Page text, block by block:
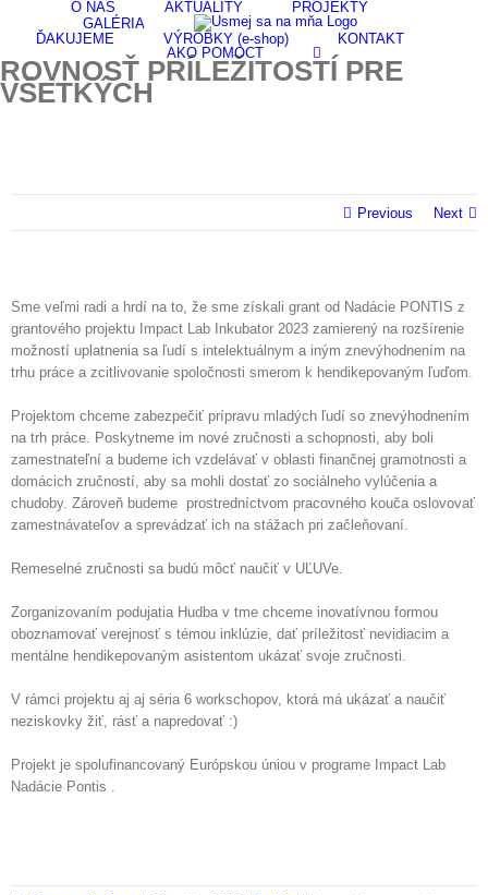
O NÁS AKTUALITY
PROJEKTY
GALÉRIA
ĎAKUJEME
VÝROBKY (e-shop)
KONTAKT
AKO POMÔCŤ
ROVNOSŤ PRÍLEŽITOSTÍ PRE
VŠETKÝCH
Previous Next
Sme veľmi radi a hrdí na to, že sme získali grant od Nadácie PONTIS z
grantového projektu Impact Lab Inkubator 2023 zamierený na rozšírenie
možností uplatnenia sa ľudí s intelektuálnym a iným znevýhodnením na
trhu práce a zcitlivovanie spoločnosti smerom k hendikepovaným ľuďom.
Projektom chceme zabezpečiť prípravu mladých ľudí so znevýhodnením
na trh práce. Poskytneme im nové zručnosti a schopnosti, aby boli
zamestnateľní a budeme ich vzdelávať v oblasti finančnej gramotnosti a
domácich zručností, aby sa mohli dostať zo sociálneho vylúčenia a
chudoby. Zároveň budeme prostredníctvom pracovného kouča oslovovať
zamestnávateľov a sprevádzať ich na stážach pri začleňovaní.
Remeselné zručnosti sa budú môcť naučiť v UĽUVe.
Zorganizovaním podujatia Hudba v tme chceme inovatívnou formou
oboznamovať verejnosť s témou inklúzie, dať príležitosť nevidiacim a
mentálne hendikepovaným asistentom ukázať svoje zručnosti.
V rámci projektu aj aj séria 6 workschopov, ktorá má ukázať a naučiť
neziskovky žiť, rásť a napredovať :)
Projekt je spolufinancovaný Európskou úniou v programe Impact Lab
Nadácie Pontis .